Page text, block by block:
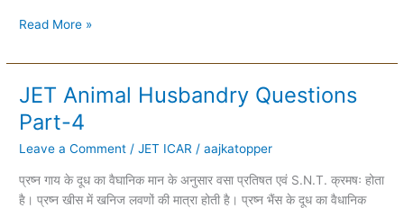
Read More »
JET Animal Husbandry Questions
Part-4
Leave a Comment /JET ICAR /aajkatopper
प्रष्न गाय के दूध का वैघानिक मान के अनुसार वसा प्रतिषत एवं S.N.T. क्रमषः होता
है। प्रष्न खीस में खनिज लवणों की मात्रा होती है। प्रष्न भैंस के दूध का वैधानिक
JET
Animal
Husbandry
Questions
4